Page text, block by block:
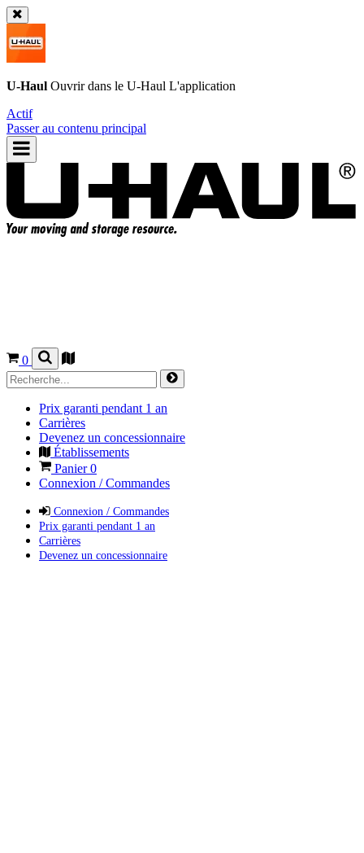
U-Haul Ouvrir dans le U-Haul L'application
Actif
Passer au contenu principal
0
Prix garanti pendant 1 an
Carrières
Devenez un concessionnaire
Établissements
Panier0
Connexion / Commandes
Connexion / Commandes
Prix garanti pendant 1 an
Carrières
Devenez un concessionnaire